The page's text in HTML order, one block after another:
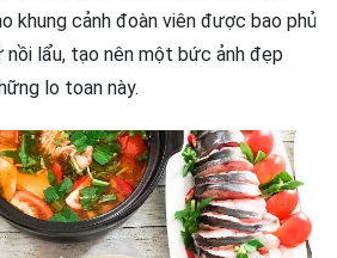
khung cảnh đoàn viên được bao phủ
lẩu, tạo nên một bức ảnh đẹp
lo toan này.